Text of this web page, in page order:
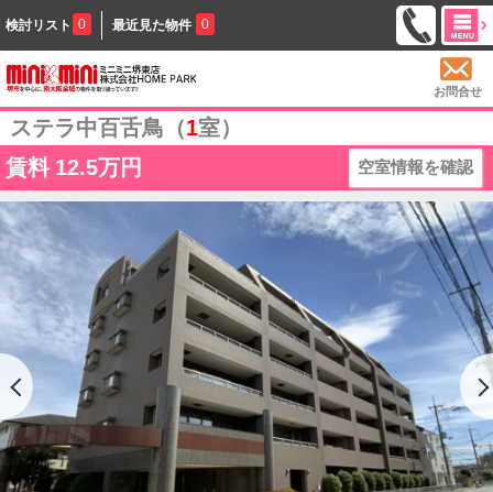
検討リスト 0 最近見た物件 0
お問合せ
ステラ中百舌鳥（1室）
賃料 12.5万円 空室情報を確認